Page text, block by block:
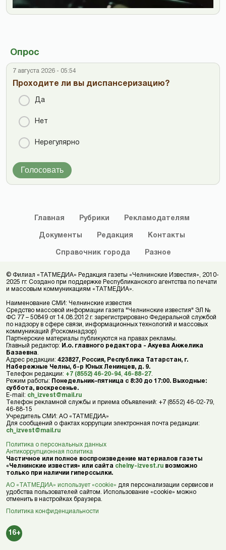
Опрос
7 августа 2026 - 05:54
Проходите ли вы диспансеризацию?
Да
Нет
Нерегулярно
Голосовать
Главная Рубрики Рекламодателям
Документы Редакция Контакты
Справочник города Разное
© Филиал «ТАТМЕДИА» Редакция газеты «Челнинские Известия», 2010-
2025 гг. Создано при поддержке Республиканского агентства по печати
и массовым коммуникациям «ТАТМЕДИА».
Наименование СМИ: Челнинские известия
Средство массовой информации газета "Челнинские известия" ЭЛ №
ФС 77 – 50849 от 14.08.2012 г. зарегистрировано Федеральной службой
по надзору в сфере связи, информационных технологий и массовых
коммуникаций (Роскомнадзор)
Партнерские материалы публикуются на правах рекламы.
Главный редактор: И.о. главного редактора - Акуева Анжелика
Базаевна
Адрес редакции: 423827, Россия, Республика Татарстан, г.
Набережные Челны, б-р Юных Ленинцев, д. 9.
Телефон редакции: +7 (8552) 46-20-94 46-88-27
Режим работы: Понедельник–пятница с 8:30 до 17:00. Выходные:
суббота, воскресенье.
E-mail: ch_izvest@mail.ru
Телефон рекламной службы и приема объявлений: +7 (8552) 46-02-79,
46-88-15
Учредитель СМИ: АО «ТАТМЕДИА»
Для сообщений о фактах коррупции электронная почта редакции:
ch_izvest@mail.ru
Политика о персональных данных
Антикоррупционная политика
Частичное или полное воспроизведение материалов газеты
«Челнинские известия» или сайта chelny-izvest.ru возможно
только при наличии гиперссылки.
АО «ТАТМЕДИА» использует «cookie» для персонализации сервисов и
удобства пользователей сайтом. Использование «cookie» можно
отменить в настройках браузера.
Политика конфиденциальности
16+